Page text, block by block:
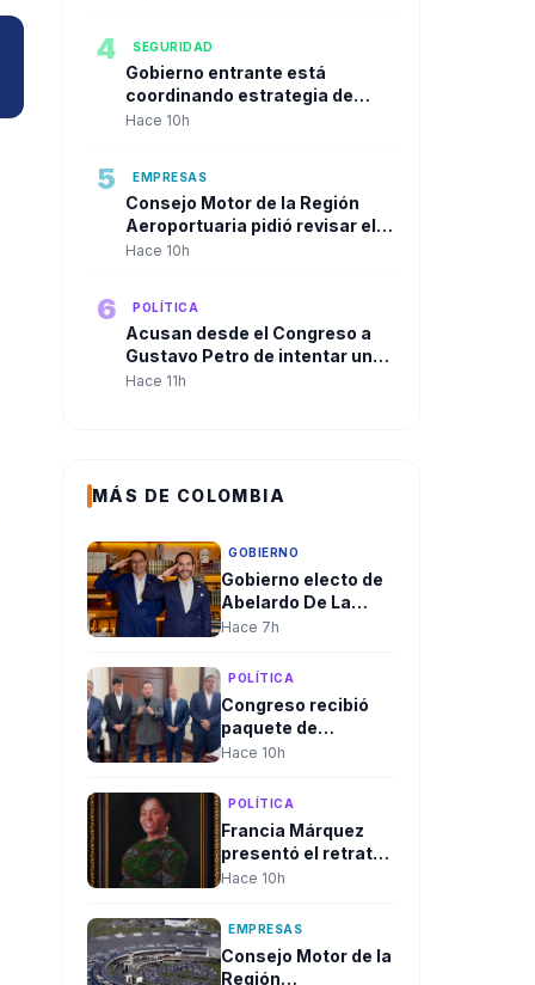
4 SEGURIDAD
Gobierno entrante está
coordinando estrategia de
seguridad urbana con alcaldes
Hace 10h
5 EMPRESAS
Consejo Motor de la Región
Aeroportuaria pidió revisar el
Plan Maestro del José María
aérea del país
Hace 10h
6 POLÍTICA
Acusan desde el Congreso a
Gustavo Petro de intentar un
"Golpe de Estado" en contra de
Hace 11h
MÁS DE COLOMBIA
GOBIERNO
Gobierno electo de
Abelardo De La
Espriella aclaró
diplomáticos para
su posesión y negó
criterios políticos
Hace 7h
POLÍTICA
Congreso recibió
paquete de
proyectos de Juan
la seguridad
energética del país
Hace 10h
POLÍTICA
Francia Márquez
presentó el retrato
oficial que quedará
Vicepresidencial al
cierre de su
mandato
Hace 10h
EMPRESAS
Consejo Motor de la
Región